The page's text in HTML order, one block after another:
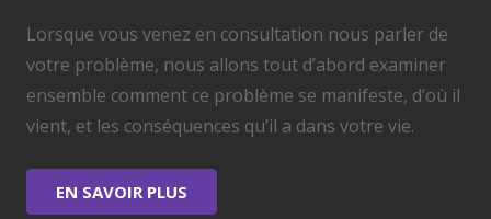
Lorsque vous venez en consultation nous parler de
votre problème, nous allons tout d’abord examiner
ensemble comment ce problème se manifeste, d’où il
vient, et les conséquences qu’il a dans votre vie.
EN SAVOIR PLUS